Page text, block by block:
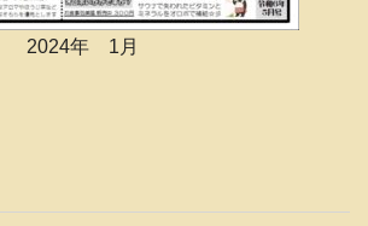
2024年 1月